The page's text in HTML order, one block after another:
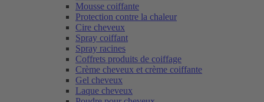
Mousse coiffante
Protection contre la chaleur
Cire cheveux
Spray coiffant
Spray racines
Coffrets produits de coiffage
Crème cheveux et crème coiffante
Gel cheveux
Laque cheveux